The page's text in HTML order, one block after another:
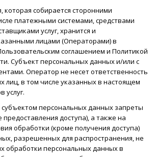
которая собирается сторонними
платежными системами, средствами
услуг, хранится и
лицами (Операторами) в
соглашением и Политикой
Субъект персональных данных и/или с
Оператор не несет ответственность
лиц, в том числе указанных в настоящем
услуг.
субъектом персональных данных запреты
доступа), а также на
обработки (кроме получения доступа)
разрешенных для распространения, не
обработки персональных данных в